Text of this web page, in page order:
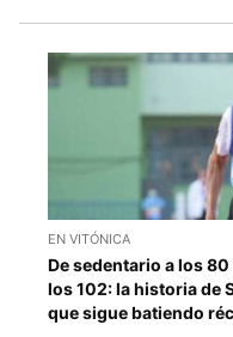
EN VITÓNICA
De sedentario a los
los 102: la historia de
que sigue batiendo